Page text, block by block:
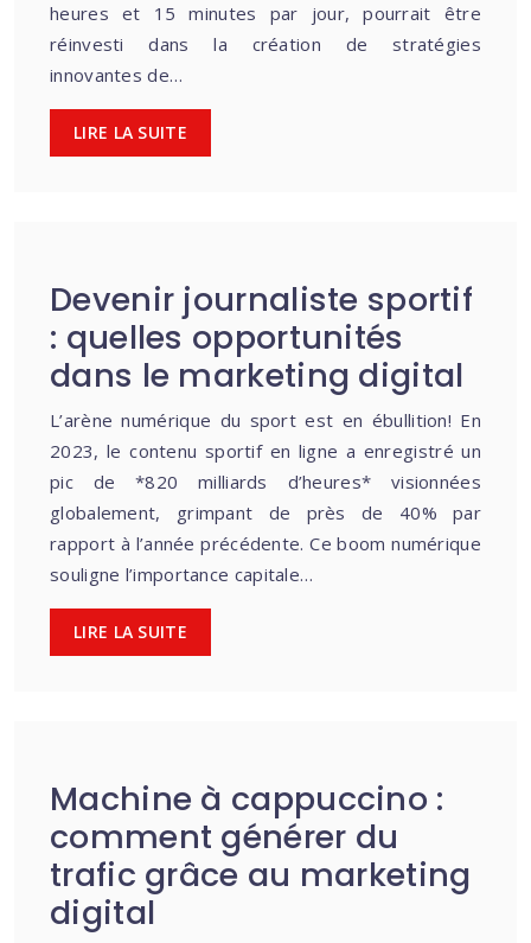
heures et 15 minutes par jour, pourrait être
réinvesti dans la création de stratégies
innovantes de…
LIRE LA SUITE
Devenir journaliste sportif
: quelles opportunités
dans le marketing digital
L’arène numérique du sport est en ébullition! En
2023, le contenu sportif en ligne a enregistré un
pic de *820 milliards d’heures* visionnées
globalement, grimpant de près de 40% par
rapport à l’année précédente. Ce boom numérique
souligne l’importance capitale…
LIRE LA SUITE
Machine à cappuccino :
comment générer du
trafic grâce au marketing
digital